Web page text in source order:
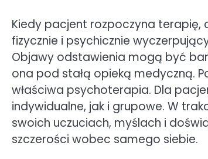
Kiedy pacjent rozpoczyna
fizycznie i psychicznie
Objawy odstawienia mogą być
ona pod stałą opieką medyczną.
właściwa psychoterapia. Dla
indywidualne, jak i grupowe. W
swoich uczuciach, myślach i
szczerości wobec samego siebie.